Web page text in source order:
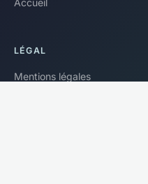
Accueil
LÉGAL
Mentions légales